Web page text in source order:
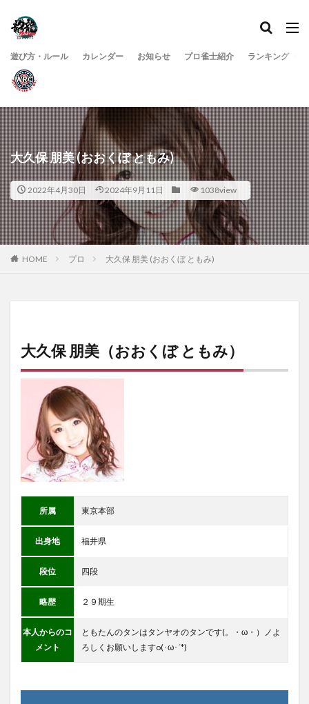
遊び方・ルール カレンダー お知らせ プロ雀士紹介 ランキング
大久保 朋美 (おおくぼ ともみ)
2022年4月30日 2024年9月11日 1038view
HOME プロ 大久保 朋美 (おおくぼ ともみ)
大久保 朋美（おおくぼ ともみ）
所属 東京本部
出身地 福井県
段位 四段
略歴 ２９期生
本人からのコ
メント
ともたんのタンはタンヤオのタンです(。・ω・）ノよ
ろしくお願いしますo(･ω･´*)